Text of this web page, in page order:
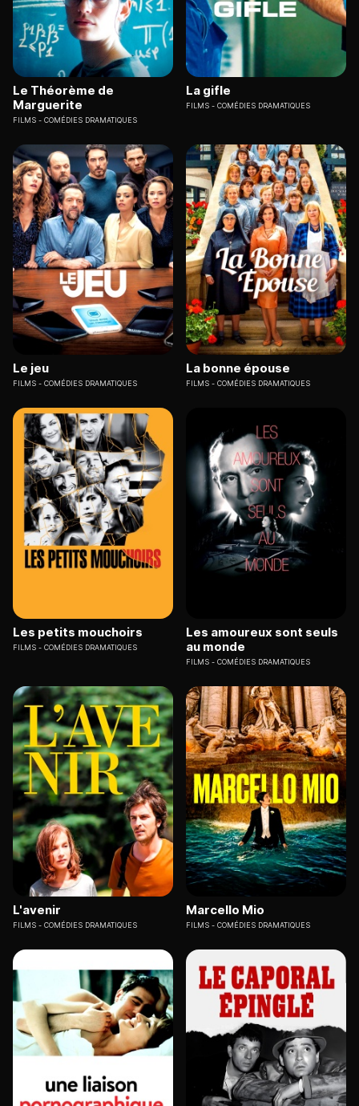
Le Théorème de
Marguerite
FILMS COMÉDIES DRAMATIQUES
La gifle
FILMS COMÉDIES DRAMATIQUES
Le jeu
FILMS COMÉDIES DRAMATIQUES
La bonne épouse
FILMS COMÉDIES DRAMATIQUES
Les petits mouchoirs
FILMS COMÉDIES DRAMATIQUES
Les amoureux sont seuls
au monde
FILMS COMÉDIES DRAMATIQUES
L'avenir
FILMS COMÉDIES DRAMATIQUES
Marcello Mio
FILMS COMÉDIES DRAMATIQUES